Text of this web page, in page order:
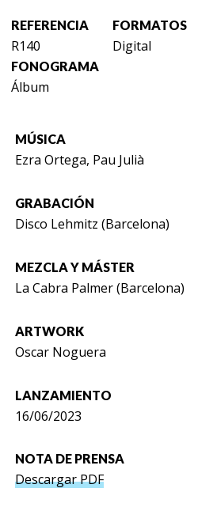
REFERENCIA
R140
FORMATOS
Digital
FONOGRAMA
Álbum
MÚSICA
Ezra Ortega, Pau Julià
GRABACIÓN
Disco Lehmitz (Barcelona)
MEZCLA Y MÁSTER
La Cabra Palmer (Barcelona)
ARTWORK
Oscar Noguera
LANZAMIENTO
16/06/2023
NOTA DE PRENSA
Descargar PDF